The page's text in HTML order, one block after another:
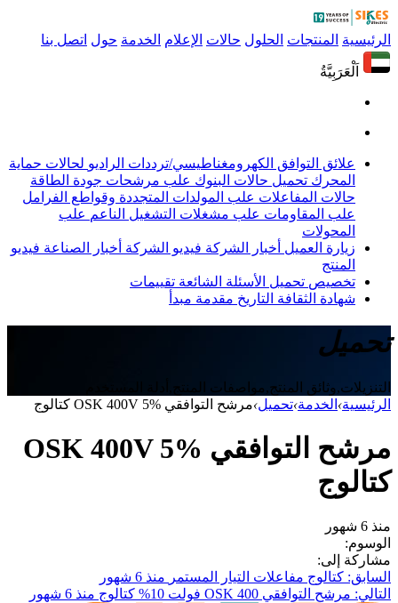
الرئيسية المنتجات الحلول حالات الإعلام الخدمة حول اتصل بنا
اَلْعَرَبِيَّةُ
علائق التوافق الكهرومغناطيسي/ترددات الراديو لحالات حماية
المحرك تحميل حالات البنوك علب مرشحات جودة الطاقة
حالات المفاعلات علب المولدات المتجددة وقواطع الفرامل
علب المقاومات علب مشغلات التشغيل الناعم علب
المحولات
زيارة العميل أخبار الشركة فيديو الشركة أخبار الصناعة فيديو
المنتج
تخصيص تحميل الأسئلة الشائعة تقييمات
شهادة الثقافة التاريخ مقدمة مبدأ
تحميل
التنزيلات,وثائق المنتج,مواصفات المنتج,أدلة المستخدم
الرئيسية› الخدمة›تحميل›مرشح التوافقي OSK 400V 5% كتالوج
مرشح التوافقي OSK 400V 5%
كتالوج
منذ 6 شهور
الوسوم:
مشاركة إلى:
السابق: كتالوج مفاعلات التيار المستمر منذ 6 شهور
التالي: مرشح التوافقي OSK 400 فولت 10% كتالوج
منذ 6 شهور